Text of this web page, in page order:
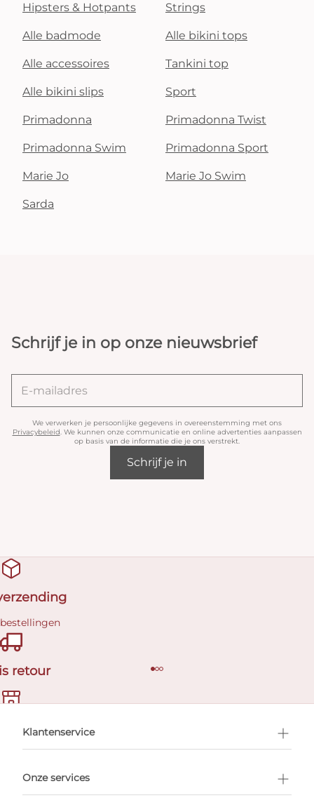
Hipsters & Hotpants Strings
Alle badmode Alle bikini tops
Alle accessoires Tankini top
Alle bikini slips Sport
Primadonna Primadonna Twist
Primadonna Swim Primadonna Sport
Marie Jo Marie Jo Swim
Sarda
Schrijf je in op onze nieuwsbrief
We verwerken je persoonlijke gegevens in overeenstemming met ons
Privacybeleid. We kunnen onze communicatie en online advertenties aanpassen
op basis van de informatie die je ons verstrekt.
Schrijf je in
retour
afspraak
Klantenservice
Onze services